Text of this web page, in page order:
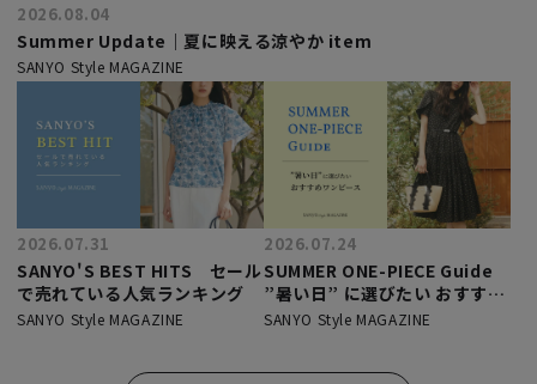
2026.08.04
Summer Update｜夏に映える涼やか item
SANYO Style MAGAZINE
2026.07.31
SANYO'S BEST HITS セール
で売れている人気ランキング
SANYO Style MAGAZINE
2026.07.24
SUMMER ONE-PIECE Guide
”暑い日” に選びたい おすすめ
ワンピース
SANYO Style MAGAZINE